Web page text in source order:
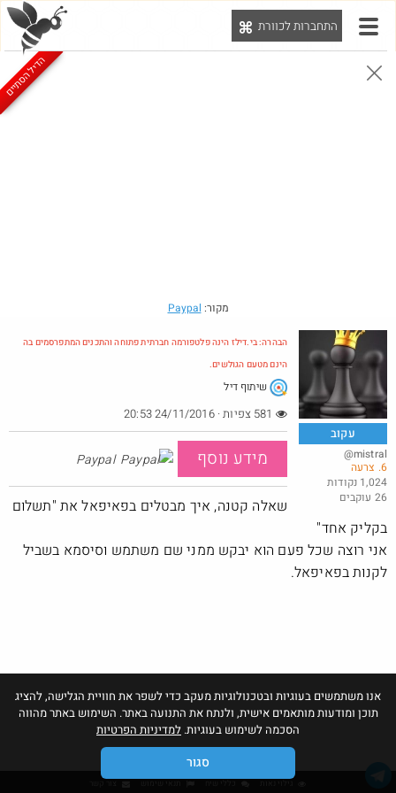
התחברות לכוורת
הבהרה: בי.דילז הינה פלטפורמה חברתית פתוחה והתכנים המתפרסמים בה הינם מטעם הגולשים.
באג? רק לפריים - משלוח חינם ללא הגבלת 49$
@No_but_yeah_but_no_
27 · 79 · 1727
חם בכוורת
אנו משתמשים בעוגיות ובטכנולוגיות מעקב כדי לשפר את חוויית הגלישה, להציג
תוכן ומודעות מותאמים אישית, ולנתח את התנועה באתר. השימוש באתר מהווה
הסכמה לשימוש בעוגיות. למדיניות הפרטיות
סגור
הדיל הסתיים
מקור: Paypal
עקוב
@mistral
6. צרעה
1,024 נקודות
26 עוקבים
הבהרה: בי.דילז הינה פלטפורמה חברתית פתוחה והתכנים המתפרסמים בה
הינם מטעם הגולשים.
שיתוף דיל
מידע נוסף Paypal
שאלה קטנה, איך מבטלים בפאיפאל את "תשלום
בקליק אחד"
אני רוצה שכל פעם הוא יבקש ממני שם משתמש וסיסמא בשביל
לקנות בפאיפאל.